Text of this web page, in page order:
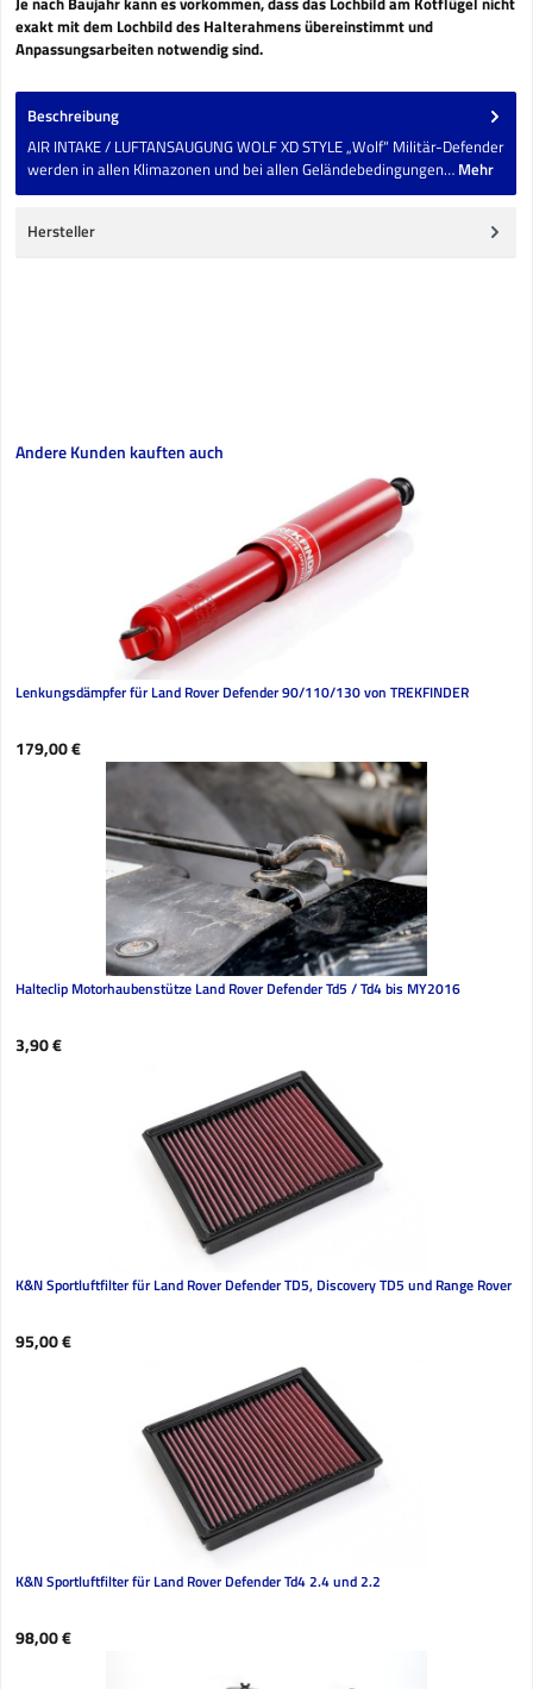
exakt mit dem Lochbild des Halterahmens übereinstimmt und
Anpassungsarbeiten notwendig sind.
Beschreibung
AIR INTAKE / LUFTANSAUGUNG WOLF XD STYLE „Wolf“ Militär-Defender
werden in allen Klimazonen und bei allen Geländebedingungen… Mehr
Hersteller
Produktgalerie überspringen
Andere Kunden kauften auch
Lenkungsdämpfer für Land Rover Defender 90/110/130 von TREKFINDER
Regulärer Preis:
179,00 €
Halteclip Motorhaubenstütze Land Rover Defender Td5 / Td4 bis MY2016
Regulärer Preis:
3,90 €
K&N Sportluftfilter für Land Rover Defender TD5, Discovery TD5 und Range Rover
Regulärer Preis:
95,00 €
K&N Sportluftfilter für Land Rover Defender Td4 2.4 und 2.2
Regulärer Preis:
98,00 €